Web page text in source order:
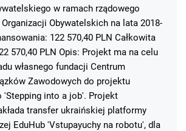
w ramach rządowego
Obywatelskich na lata 2018-
122 570,40 PLN Całkowita
570,40 PLN Opis: Projekt ma na celu
własnego fundacji Centrum
Zawodowych do projektu
'Stepping into a job'. Projekt
transfer ukraińskiej platformy
EduHub 'Vstupayuchy na robotu', dla